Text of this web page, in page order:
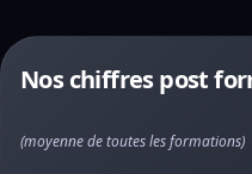
Nos chiffres post
(moyenne de toutes les formations)